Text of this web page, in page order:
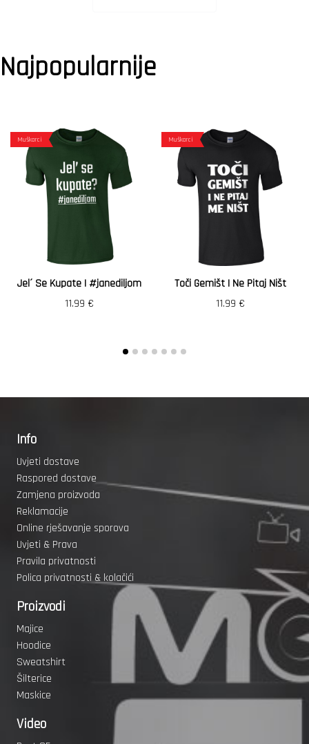
Najpopularnije
Muškarci
Jel´ Se Kupate | #janediljom
11.99 €
Muškarci
Toči Gemišt I Ne Pitaj Ništ
11.99 €
Info
Uvjeti dostave
Raspored dostave
Zamjena proizvoda
Reklamacije
Online rješavanje sporova
Uvjeti & Prava
Pravila privatnosti
Polica privatnosti & kolačići
Proizvodi
Majice
Hoodice
Sweatshirt
Šilterice
Maskice
Video